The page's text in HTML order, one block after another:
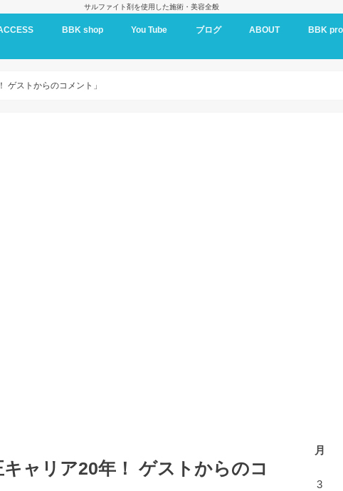
サルファイト剤を使用した施術・美容全般
BBK shop
BBK oil
You Tube ブログ ABOUT BBK
ゲストからのコメント」
ャリア20年！ ゲストからのコ
月
3